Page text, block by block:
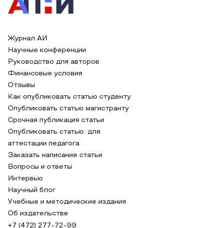
Журнал АИ
Научные конференции
Руководство для авторов
Финансовые условия
Отзывы
Как опубликовать статью студенту
Опубликовать статью магистранту
Срочная публикация статьи
Опубликовать статью для
аттестации педагога
Заказать написание статьи
Вопросы и ответы
Интервью
Научный блог
Учебные и методические издания
Об издательстве
+7 (472) 277-72-99